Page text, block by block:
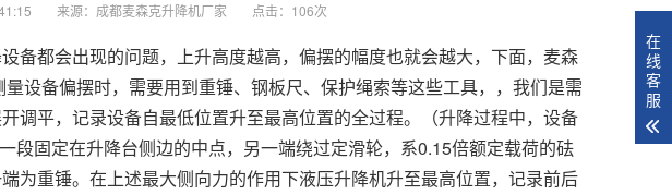
来源：成都麦森克升降机厂家 点击：106次
备都会出现的问题，上升高度越高，偏摆的幅度也就会越大，下面，麦森
设备偏摆时，需要用到重锤、钢板尺、保护绳索等这些工具，，我们是需
调平，记录设备自最低位置升至最高位置的全过程。（升降过程中，设备
段固定在升降台侧边的中点，另一端绕过定滑轮，系0.15倍额定载荷的砝
为重锤。在上述最大侧向力的作用下液压升降机升至最高位置，记录前后
在
线
客
服